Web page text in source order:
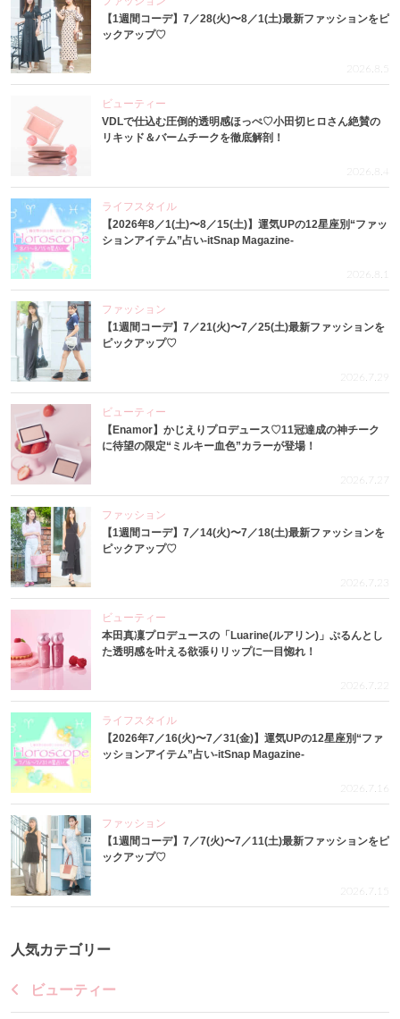
【1週間コーデ】7／28(火)〜8／1(土)最新ファッションをピ
ックアップ♡
2026.8.5
ビューティー
VDLで仕込む圧倒的透明感ほっぺ♡小田切ヒロさん絶賛の
リキッド＆バームチークを徹底解剖！
2026.8.4
ライフスタイル
【2026年8／1(土)〜8／15(土)】運気UPの12星座別“ファッ
ションアイテム”占い-itSnap Magazine-
2026.8.1
ファッション
【1週間コーデ】7／21(火)〜7／25(土)最新ファッションを
ピックアップ♡
2026.7.29
ビューティー
【Enamor】かじえりプロデュース♡11冠達成の神チーク
に待望の限定“ミルキー血色”カラーが登場！
2026.7.27
ファッション
【1週間コーデ】7／14(火)〜7／18(土)最新ファッションを
ピックアップ♡
2026.7.23
ビューティー
本田真凜プロデュースの「Luarine(ルアリン)」ぷるんとし
た透明感を叶える欲張りリップに一目惚れ！
2026.7.22
ライフスタイル
【2026年7／16(火)〜7／31(金)】運気UPの12星座別“ファ
ッションアイテム”占い-itSnap Magazine-
2026.7.16
ファッション
【1週間コーデ】7／7(火)〜7／11(土)最新ファッションをピ
ックアップ♡
2026.7.15
人気カテゴリー
ビューティー